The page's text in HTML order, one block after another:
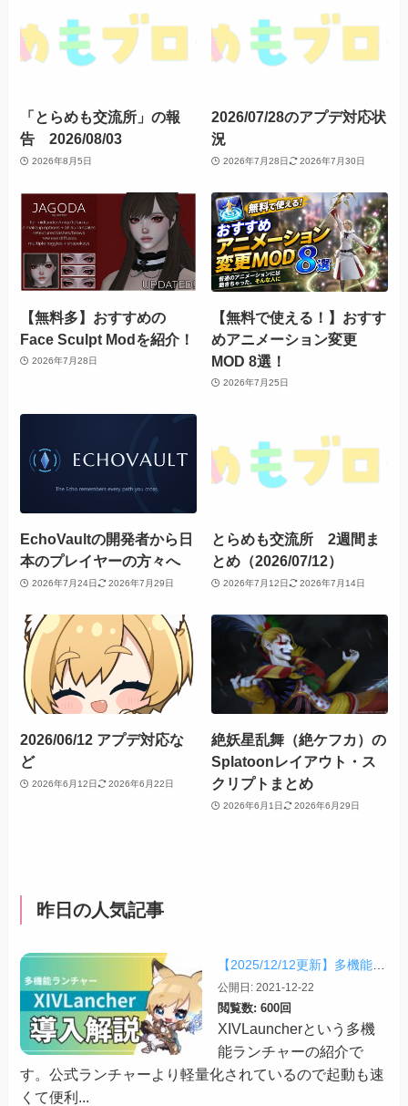
「とらめも交流所」の報
告 2026/08/03
2026年8月5日
2026/07/28のアプデ対応状
況
2026年7月28日 2026年7月30日
【無料多】おすすめの
Face Sculpt Modを紹介！
2026年7月28日
【無料で使える！】おすす
めアニメーション変更
MOD 8選！
2026年7月25日
EchoVaultの開発者から日
本のプレイヤーの方々へ
2026年7月24日 2026年7月29日
とらめも交流所 2週間ま
とめ（2026/07/12）
2026年7月12日 2026年7月14日
2026/06/12 アプデ対応な
ど
2026年6月12日 2026年6月22日
絶妖星乱舞（絶ケフカ）の
Splatoonレイアウト・ス
クリプトまとめ
2026年6月1日 2026年6月29日
昨日の人気記事
【2025/12/12更新】多機能ランチャー「XIVLauncher」の導入方法・使い方について
公開日: 2021-12-22
閲覧数: 600回
XIVLauncherという多機
能ランチャーの紹介で
す。公式ランチャーより軽量化されているので起動も速
くて便利...